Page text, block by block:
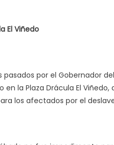
El Viñedo
por el Gobernador
la Plaza Drácula El
los afectados por el